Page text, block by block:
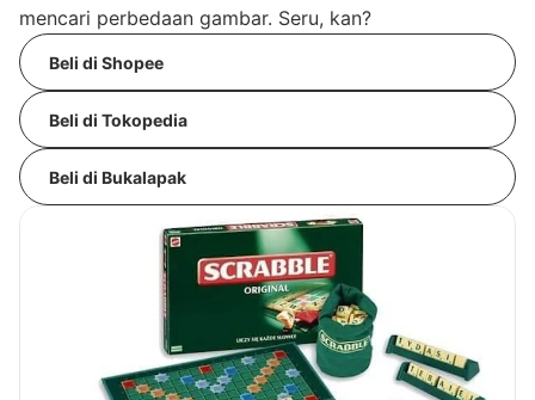
mencari perbedaan gambar. Seru, kan?
Beli di Shopee
Beli di Tokopedia
Beli di Bukalapak